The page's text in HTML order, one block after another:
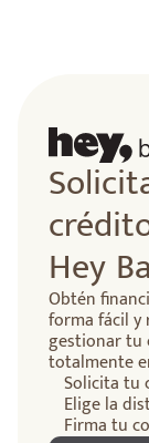
Hey
Obtén
forma fácil y
gestionar tu
totalmente
Solicita tu
Elige la
Firma tu